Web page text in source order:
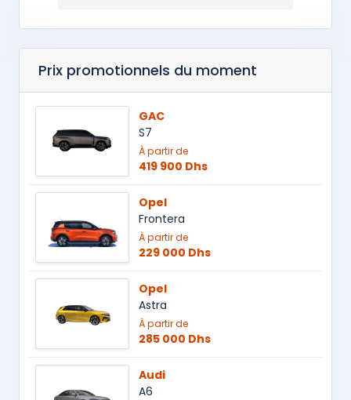
Prix promotionnels du moment
GAC
S7
À partir de
419 900 Dhs
Opel
Frontera
À partir de
229 000 Dhs
Opel
Astra
À partir de
285 000 Dhs
Audi
A6